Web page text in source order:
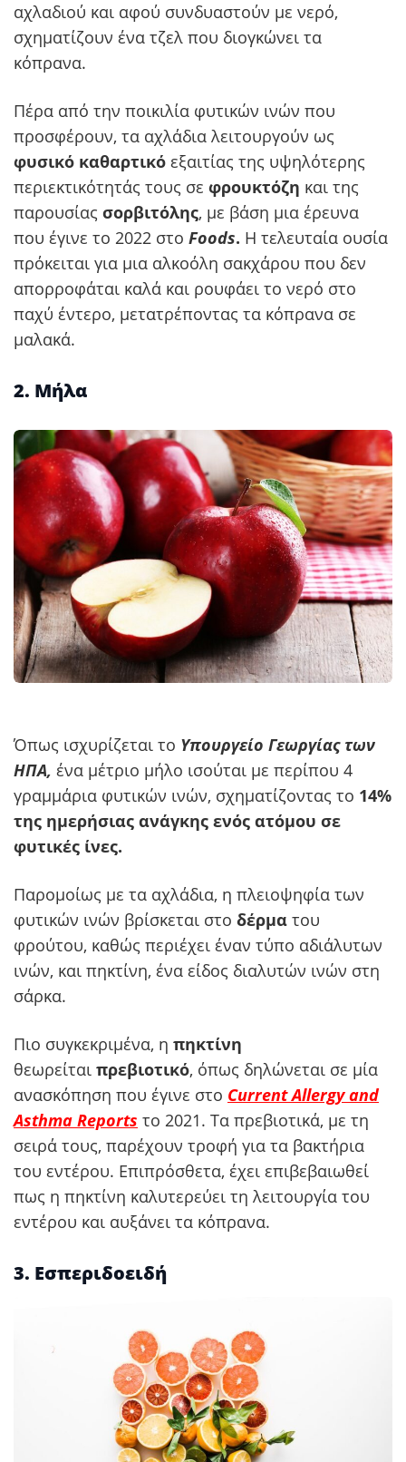
αχλαδιού και αφού συνδυαστούν με νερό,
σχηματίζουν ένα τζελ που διογκώνει τα
κόπρανα.
Πέρα από την ποικιλία φυτικών ινών που
προσφέρουν, τα αχλάδια λειτουργούν ως
φυσικό καθαρτικό εξαιτίας της υψηλότερης
περιεκτικότητάς τους σε φρουκτόζη και της
παρουσίας σορβιτόλης, με βάση μια έρευνα
που έγινε το 2022 στο Foods. Η τελευταία ουσία
πρόκειται για μια αλκοόλη σακχάρου που δεν
απορροφάται καλά και ρουφάει το νερό στο
παχύ έντερο, μετατρέποντας τα κόπρανα σε
μαλακά.
2. Μήλα
Όπως ισχυρίζεται το Υπουργείο Γεωργίας των
ΗΠΑ, ένα μέτριο μήλο ισούται με περίπου 4
γραμμάρια φυτικών ινών, σχηματίζοντας το 14%
της ημερήσιας ανάγκης ενός ατόμου σε
φυτικές ίνες.
Παρομοίως με τα αχλάδια, η πλειοψηφία των
φυτικών ινών βρίσκεται στο δέρμα του
φρούτου, καθώς περιέχει έναν τύπο αδιάλυτων
ινών, και πηκτίνη, ένα είδος διαλυτών ινών στη
σάρκα.
Πιο συγκεκριμένα, η πηκτίνη
θεωρείται πρεβιοτικό, όπως δηλώνεται σε μία
ανασκόπηση που έγινε στο Current Allergy and
Asthma Reports το 2021. Τα πρεβιοτικά, με τη
σειρά τους, παρέχουν τροφή για τα βακτήρια
του εντέρου. Επιπρόσθετα, έχει επιβεβαιωθεί
πως η πηκτίνη καλυτερεύει τη λειτουργία του
εντέρου και αυξάνει τα κόπρανα.
3. Εσπεριδοειδή